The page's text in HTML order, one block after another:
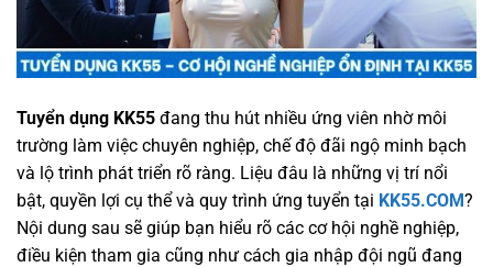
Tuyển dụng KK55 đang thu hút nhiều ứng viên nhờ môi
trường làm việc chuyên nghiệp, chế độ đãi ngộ minh bạch
và lộ trình phát triển rõ ràng. Liệu đâu là những vị trí nổi
bật, quyền lợi cụ thể và quy trình ứng tuyển tại KK55.COM?
Nội dung sau sẽ giúp bạn hiểu rõ các cơ hội nghề nghiệp,
điều kiện tham gia cũng như cách gia nhập đội ngũ đang